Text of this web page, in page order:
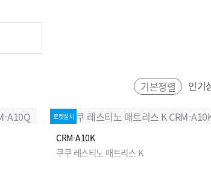
기본정렬 인기
로켓설치
CRM-A10K
쿠쿠 레스티노 매트리스 K